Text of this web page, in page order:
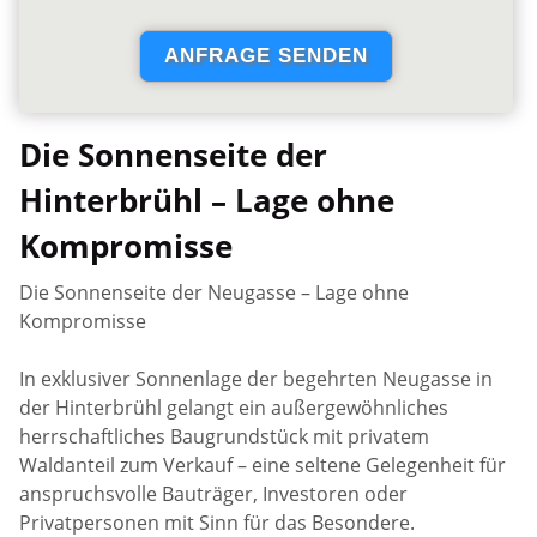
Die Sonnenseite der
Hinterbrühl – Lage ohne
Kompromisse
Die Sonnenseite der Neugasse – Lage ohne
Kompromisse
In exklusiver Sonnenlage der begehrten Neugasse in
der Hinterbrühl gelangt ein außergewöhnliches
herrschaftliches Baugrundstück mit privatem
Waldanteil zum Verkauf – eine seltene Gelegenheit für
anspruchsvolle Bauträger, Investoren oder
Privatpersonen mit Sinn für das Besondere.